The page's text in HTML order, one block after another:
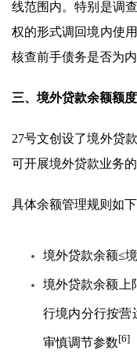
线范围内。特别是调
权的形式调回境内使
核查前手债务是否为
三、境外贷款余额额
27号文创设了境外贷
可开展境外贷款业务
具体余额管理规则如下
境外贷款余额≤
境外贷款余额上
行境内分行按营
审慎调节参数[6]